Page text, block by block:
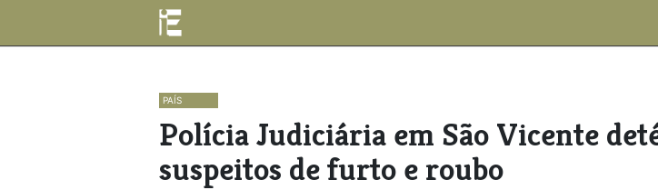
PAÍS
​Polícia Judiciária em São Vicente
suspeitos de furto e roubo